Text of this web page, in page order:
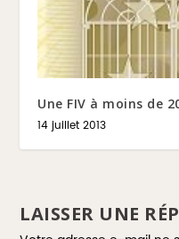
Une FIV à moins de
14 juillet 2013
LAISSER UNE